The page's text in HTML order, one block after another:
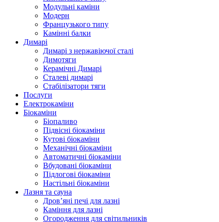
Модульні каміни
Модерн
Французького типу
Камінні балки
Димарі
Димарі з нержавіючої сталі
Димотяги
Керамічні Димарі
Сталеві димарі
Стабілізатори тяги
Послуги
Електрокаміни
Біокаміни
Біопаливо
Підвісні біокаміни
Кутові біокаміни
Механічні біокаміни
Автоматичні біокаміни
Вбудовані біокаміни
Підлогові біокаміни
Настільні біокаміни
Лазня та сауна
Дров’яні печі для лазні
Каміння для лазні
Огородження для світильників